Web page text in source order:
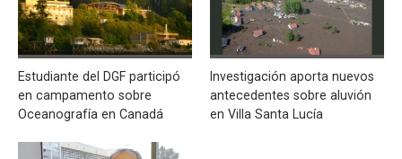
Estudiante del DGF participó
en campamento sobre
Oceanografía en Canadá
Investigación aporta nuevos
antecedentes sobre aluvión
en Villa Santa Lucía